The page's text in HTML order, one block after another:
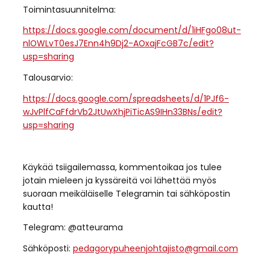
Toimintasuunnitelma:
https://docs.google.com/document/d/1iHFgo08ut-
nlOWLvT0esJ7Enn4h9Dj2-AOxajFcGB7c/edit?
usp=sharing
Talousarvio:
https://docs.google.com/spreadsheets/d/1PJf6-
wJvPlfCaFfdrVb2JtUwXhjPiTicAS9IHn33BNs/edit?
usp=sharing
Käykää tsiigailemassa, kommentoikaa jos tulee
jotain mieleen ja kyssäreitä voi lähettää myös
suoraan meikäläiselle Telegramin tai sähköpostin
kautta!
Telegram: @atteurama
Sähköposti: pedagorypuheenjohtajisto@gmail.com